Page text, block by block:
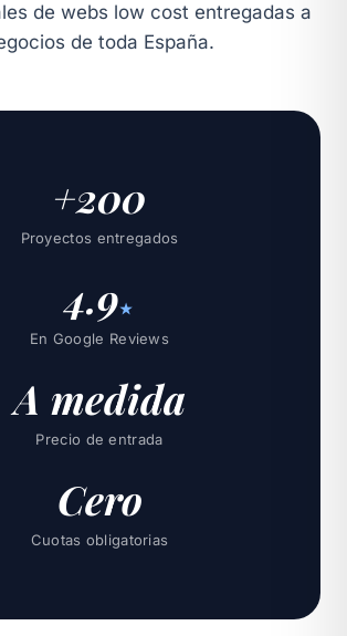
de webs low cost entregadas a
de toda España.
+200
Proyectos entregados
4.9★
En Google Reviews
A medida
Precio de entrada
Cero
Cuotas obligatorias